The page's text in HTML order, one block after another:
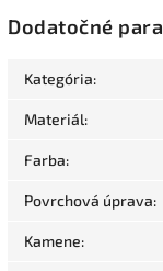
Dodatočné
Kategória:
Materiál:
Farba:
Povrchová úprava:
Kamene: